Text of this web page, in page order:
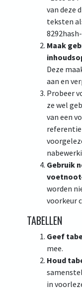
van deze
teksten
Maak
Deze
aan en
Probeer
ze wel
van een
Gebruik
worden
voorkeur
TABELLEN
Geef
mee.
Houd
in